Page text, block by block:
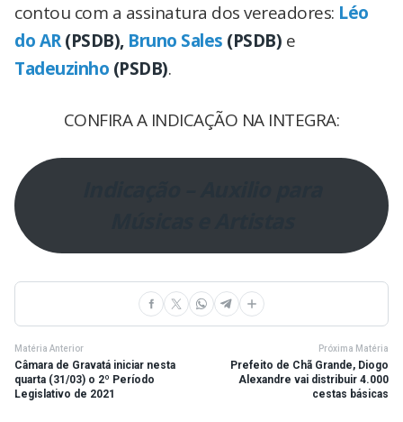
contou com a assinatura dos vereadores: Léo
do AR(PSDB), Bruno Sales (PSDB) e
Tadeuzinho (PSDB).
CONFIRA A INDICAÇÃO NA INTEGRA:
Matéria Anterior
Câmara de Gravatá iniciar nesta
quarta (31/03) o 2º Período
Legislativo de 2021
Próxima Matéria
Prefeito de Chã Grande, Diogo
Alexandre vai distribuir 4.000
cestas básicas